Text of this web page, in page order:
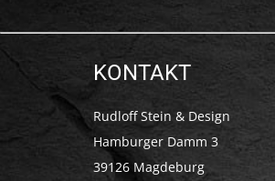
KONTAKT
Rudloff Stein & Design
Hamburger Damm 3
39126 Magdeburg